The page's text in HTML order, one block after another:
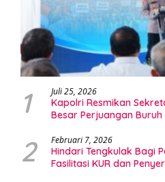
1 Juli 25, 2026
Kapolri Resmikan
Besar Perjuangan Buruh
2 Februari 7, 2026
Hindari Tengkulak Bagi
Fasilitasi KUR dan